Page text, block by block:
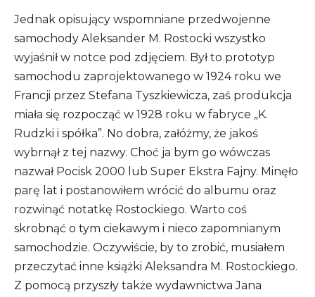
Jednak opisujący wspomniane przedwojenne
samochody Aleksander M. Rostocki wszystko
wyjaśnił w notce pod zdjęciem. Był to prototyp
samochodu zaprojektowanego w 1924 roku we
Francji przez Stefana Tyszkiewicza, zaś produkcja
miała się rozpocząć w 1928 roku w fabryce „K.
Rudzki i spółka”. No dobra, załóżmy, że jakoś
wybrnął z tej nazwy. Choć ja bym go wówczas
nazwał Pocisk 2000 lub Super Ekstra Fajny. Minęło
parę lat i postanowiłem wrócić do albumu oraz
rozwinąć notatkę Rostockiego. Warto coś
skrobnąć o tym ciekawym i nieco zapomnianym
samochodzie. Oczywiście, by to zrobić, musiałem
przeczytać inne książki Aleksandra M. Rostockiego.
Z pomocą przyszły także wydawnictwa Jana